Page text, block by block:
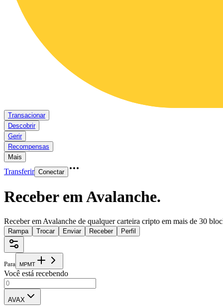
Transacionar
Descobrir
Gerir
Recompensas
Mais
Transferir Conectar
Receber em Avalanche.
Receber em Avalanche de qualquer carteira cripto em mais de 30
Rampa Trocar Enviar Receber Perfil
Para MPMT
Você está recebendo
AVAX